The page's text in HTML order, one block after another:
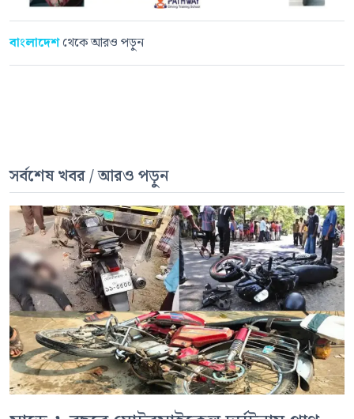
বাংলাদেশথেকে আরও পড়ুন
সর্বশেষ খবর / আরও পড়ুন